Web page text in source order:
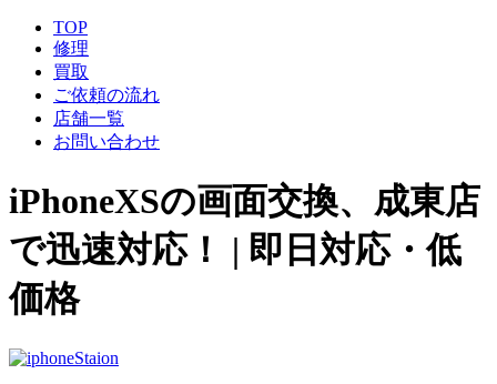
TOP
修理
買取
ご依頼の流れ
店舗一覧
お問い合わせ
iPhoneXSの画面交換、成東店
で迅速対応！ | 即日対応・低
価格